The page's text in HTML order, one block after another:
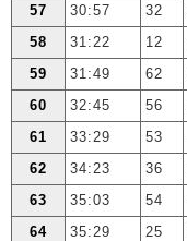
57
30:57 32
58
31:22 12
59
31:49 62
60
32:45 56
61
33:29 53
62
34:23 36
63
35:03 54
64
35:29 25